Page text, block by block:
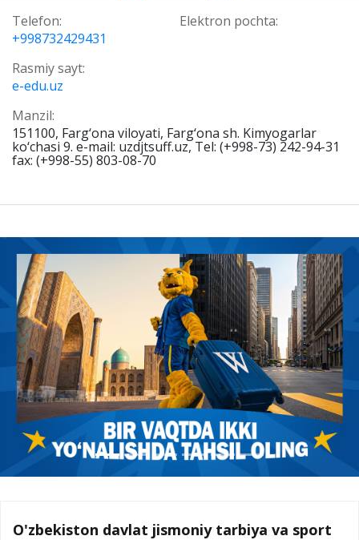
Telefon:
+998732429431
Elektron pochta:
Rasmiy sayt:
e-edu.uz
Manzil:
151100, Farg‘ona viloyati, Farg‘ona sh. Kimyogarlar
ko‘chasi 9. e-mail: uzdjtsuff.uz, Tel: (+998-73) 242-94-31
fax: (+998-55) 803-08-70
O'zbekiston davlat jismoniy tarbiya va sport